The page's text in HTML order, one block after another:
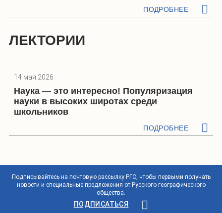
ПОДРОБНЕЕ
ЛЕКТОРИИ
14 мая 2026
Наука — это интересно! Популяризация
науки в высоких широтах среди
школьников
ПОДРОБНЕЕ
Подписывайтесь на почтовую рассылку РГО, чтобы первыми получать
новости и специальные предложения от Русского географического
общества.
ПОДПИСАТЬСЯ